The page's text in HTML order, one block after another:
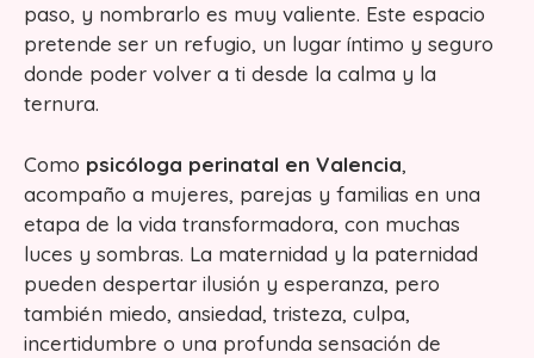
paso, y nombrarlo es muy valiente. Este espacio
pretende ser un refugio, un lugar íntimo y seguro
donde poder volver a ti desde la calma y la
ternura.
Como psicóloga perinatal en Valencia,
acompaño a mujeres, parejas y familias en una
etapa de la vida transformadora, con muchas
luces y sombras. La maternidad y la paternidad
pueden despertar ilusión y esperanza, pero
también miedo, ansiedad, tristeza, culpa,
incertidumbre o una profunda sensación de